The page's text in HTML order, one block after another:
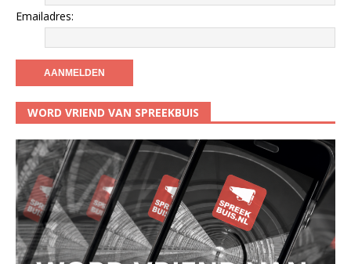
Emailadres:
WORD VRIEND VAN SPREEKBUIS